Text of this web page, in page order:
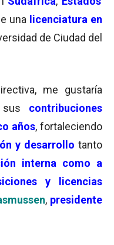
una licenciatura en
de Ciudad del
me gustaría
contribuciones
años, fortaleciendo
y desarrollo tanto
interna como a
y licencias
,presidente